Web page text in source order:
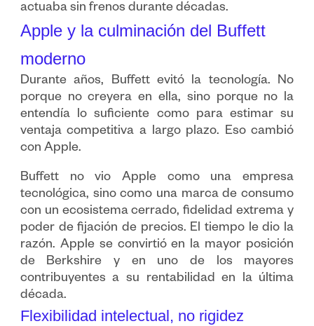
actuaba sin frenos durante décadas.
Apple y la culminación del Buffett
moderno
Durante años, Buffett evitó la tecnología. No
porque no creyera en ella, sino porque no la
entendía lo suficiente como para estimar su
ventaja competitiva a largo plazo. Eso cambió
con Apple.
Buffett no vio Apple como una empresa
tecnológica, sino como una marca de consumo
con un ecosistema cerrado, fidelidad extrema y
poder de fijación de precios. El tiempo le dio la
razón. Apple se convirtió en la mayor posición
de Berkshire y en uno de los mayores
contribuyentes a su rentabilidad en la última
década.
Flexibilidad intelectual, no rigidez